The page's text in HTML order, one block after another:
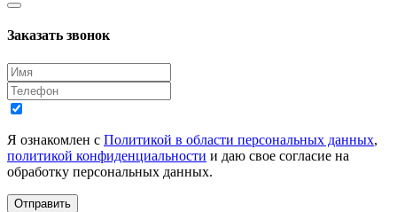
Заказать звонок
Я ознакомлен с Политикой в области персональных данных,
политикой конфиденциальности и даю свое согласие на
обработку персональных данных.
Отправить